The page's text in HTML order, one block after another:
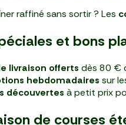
raffiné sans sortir ? Les
et bons
livraison offerts dès 80 €
hebdomadaires sur
découvertes à petit prix
de courses